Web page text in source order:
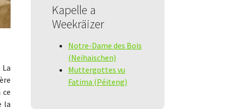
la
Kapelle a
Weekräizer
Notre-Dame des Bois
(Neihaischen)
Muttergottes vu
Fatima (Péiteng)